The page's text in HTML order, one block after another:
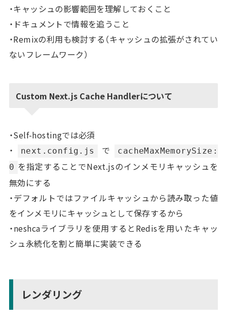
・キャッシュの影響範囲を理解しておくこと
・ドキュメントで情報を追うこと
・Remixの利用も検討する（キャッシュの拡張がされてい
ないフレームワーク）
Custom Next.js Cache Handlerについて
・Self-hostingでは必須
・
next.config.js で
cacheMaxMemorySize:
0 を指定することでNext.jsのインメモリキャッシュを
無効にする
・デフォルトではファイルキャッシュから読み取った値
をインメモリにキャッシュとして保存するから
・neshcaライブラリを使用するとRedisを用いたキャッ
シュ永続化を割と簡単に実装できる
レンダリング